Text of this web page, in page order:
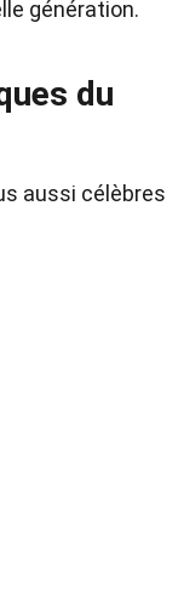
génération.
du
aussi célèbres